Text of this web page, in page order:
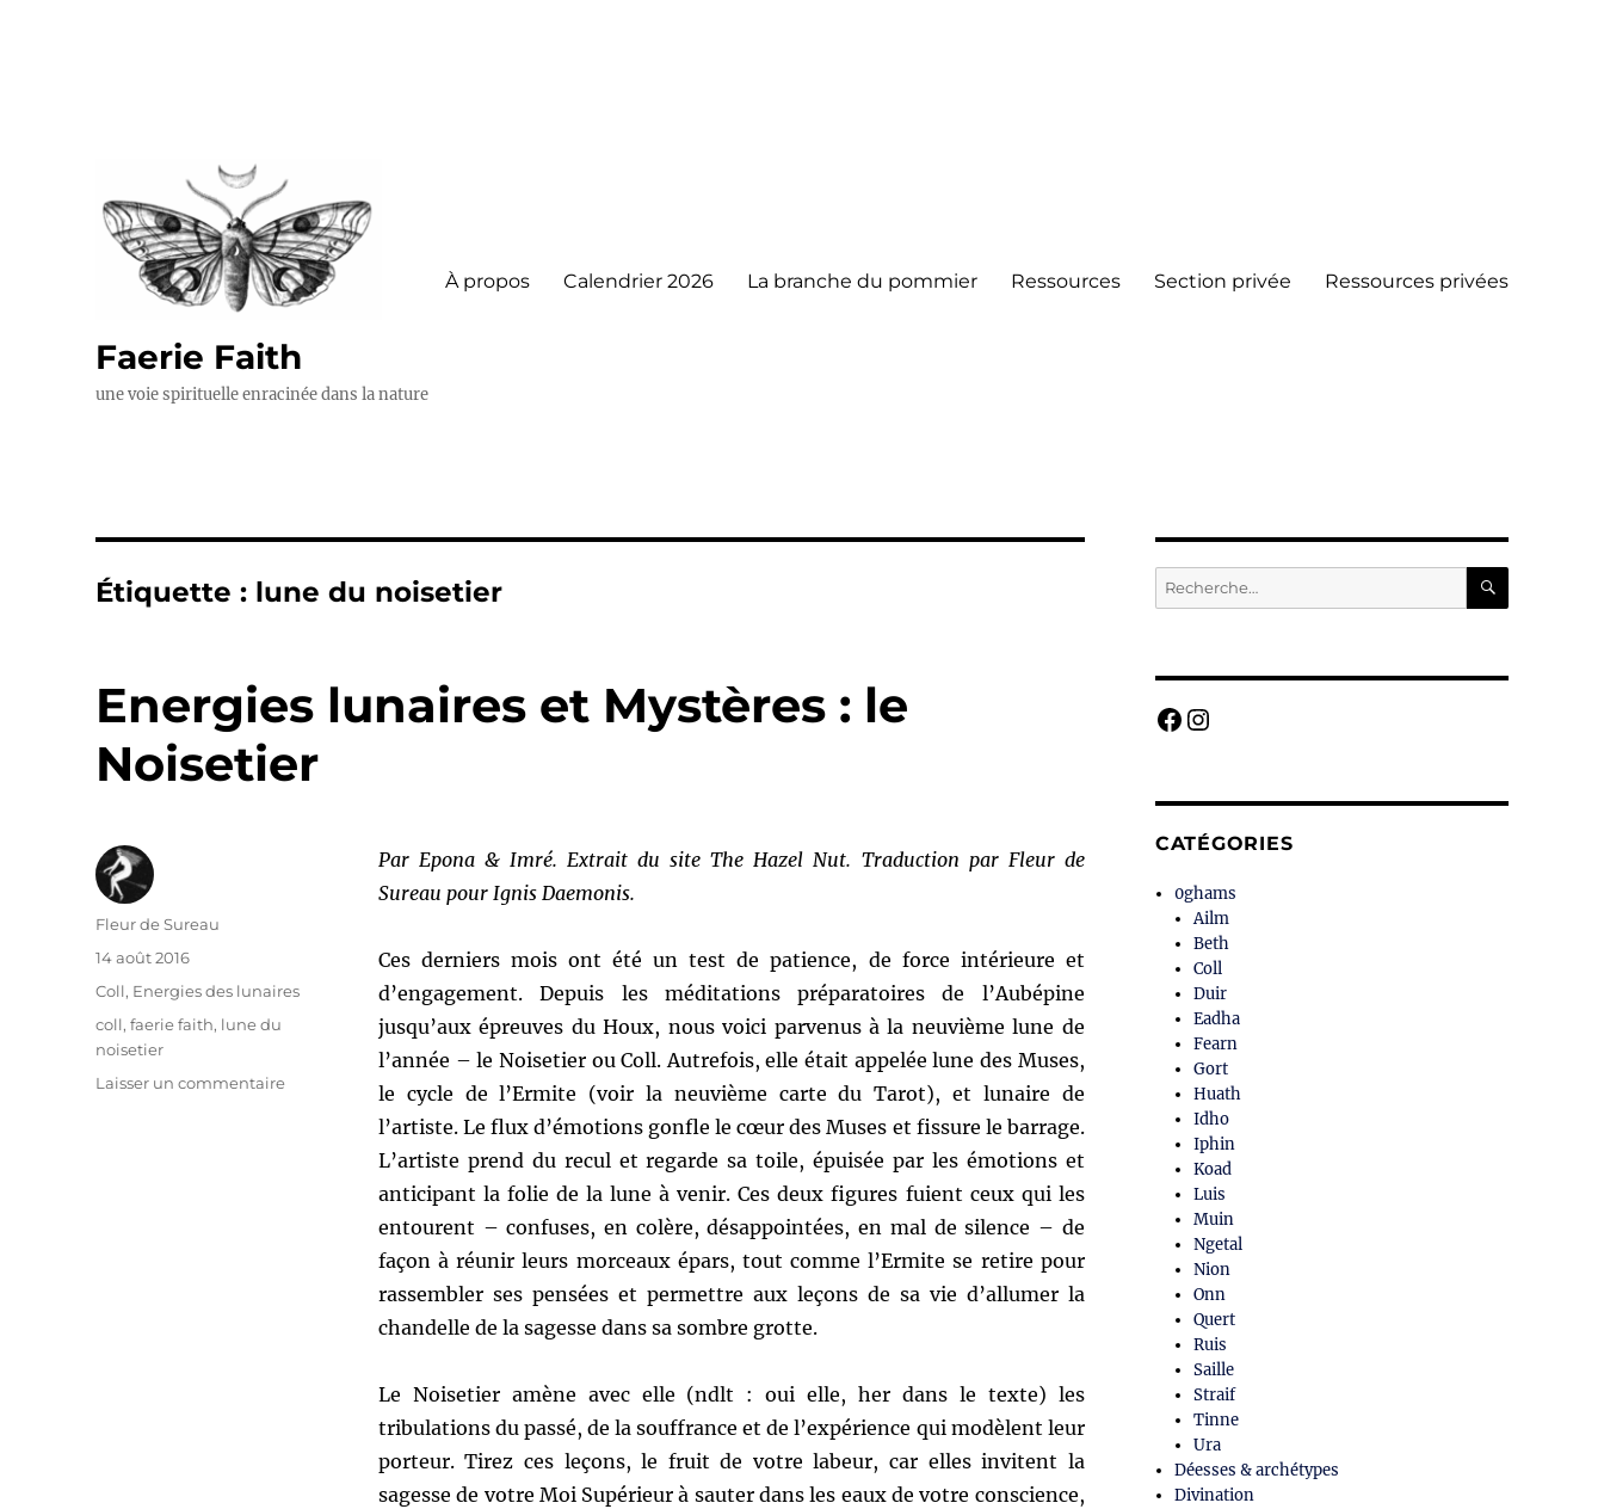
Faerie Faith
une voie spirituelle enracinée dans la nature
À propos Calendrier 2026 La branche du pommier Ressources Section privée Ressources privées
Étiquette : lune du noisetier
Energies lunaires et Mystères : le
Noisetier
Par Epona & Imré. Extrait du site The Hazel Nut. Traduction par Fleur de
Sureau pour Ignis Daemonis.
Ces derniers mois ont été un test de patience, de force intérieure et
d’engagement. Depuis les méditations préparatoires de l’Aubépine
jusqu’aux épreuves du Houx, nous voici parvenus à la neuvième lune de
l’année – le Noisetier ou Coll. Autrefois, elle était appelée lune des Muses,
le cycle de l’Ermite (voir la neuvième carte du Tarot), et lunaire de
l’artiste. Le flux d’émotions gonfle le cœur des Muses et fissure le barrage.
L’artiste prend du recul et regarde sa toile, épuisée par les émotions et
anticipant la folie de la lune à venir. Ces deux figures fuient ceux qui les
entourent – confuses, en colère, désappointées, en mal de silence – de
façon à réunir leurs morceaux épars, tout comme l’Ermite se retire pour
rassembler ses pensées et permettre aux leçons de sa vie d’allumer la
chandelle de la sagesse dans sa sombre grotte.
Le Noisetier amène avec elle (ndlt : oui elle, her dans le texte) les
tribulations du passé, de la souffrance et de l’expérience qui modèlent leur
porteur. Tirez ces leçons, le fruit de votre labeur, car elles invitent la
sagesse de votre Moi Supérieur à sauter dans les eaux de votre conscience,
Auteur
Fleur de Sureau
Publié
le
14 août 2016
Catégories
Coll, Energies des lunaires
Étiquettes
coll,faerie faith, lune du
noisetier
Laisser un commentairesur
Recherche
pour :
Facebook
Instagram
CATÉGORIES
0ghams
Ailm
Beth
Coll
Duir
Eadha
Fearn
Gort
Huath
Idho
Iphin
Koad
Luis
Muin
Ngetal
Nion
Onn
Quert
Ruis
Saille
Straif
Tinne
Ura
Déesses & archétypes
Divination